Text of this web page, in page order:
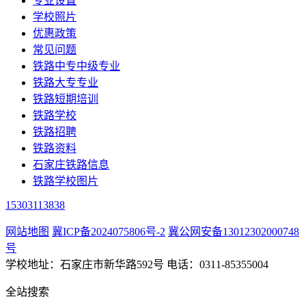
学校照片
优惠政策
常见问题
铁路中专中级专业
铁路大专专业
铁路短期培训
铁路学校
铁路招聘
铁路资料
石家庄铁路信息
铁路学校图片
15303113838
网站地图 冀ICP备2024075806号-2 冀公网安备13012302000748
号
学校地址：石家庄市新华路592号 电话：0311-85355004
全站搜索